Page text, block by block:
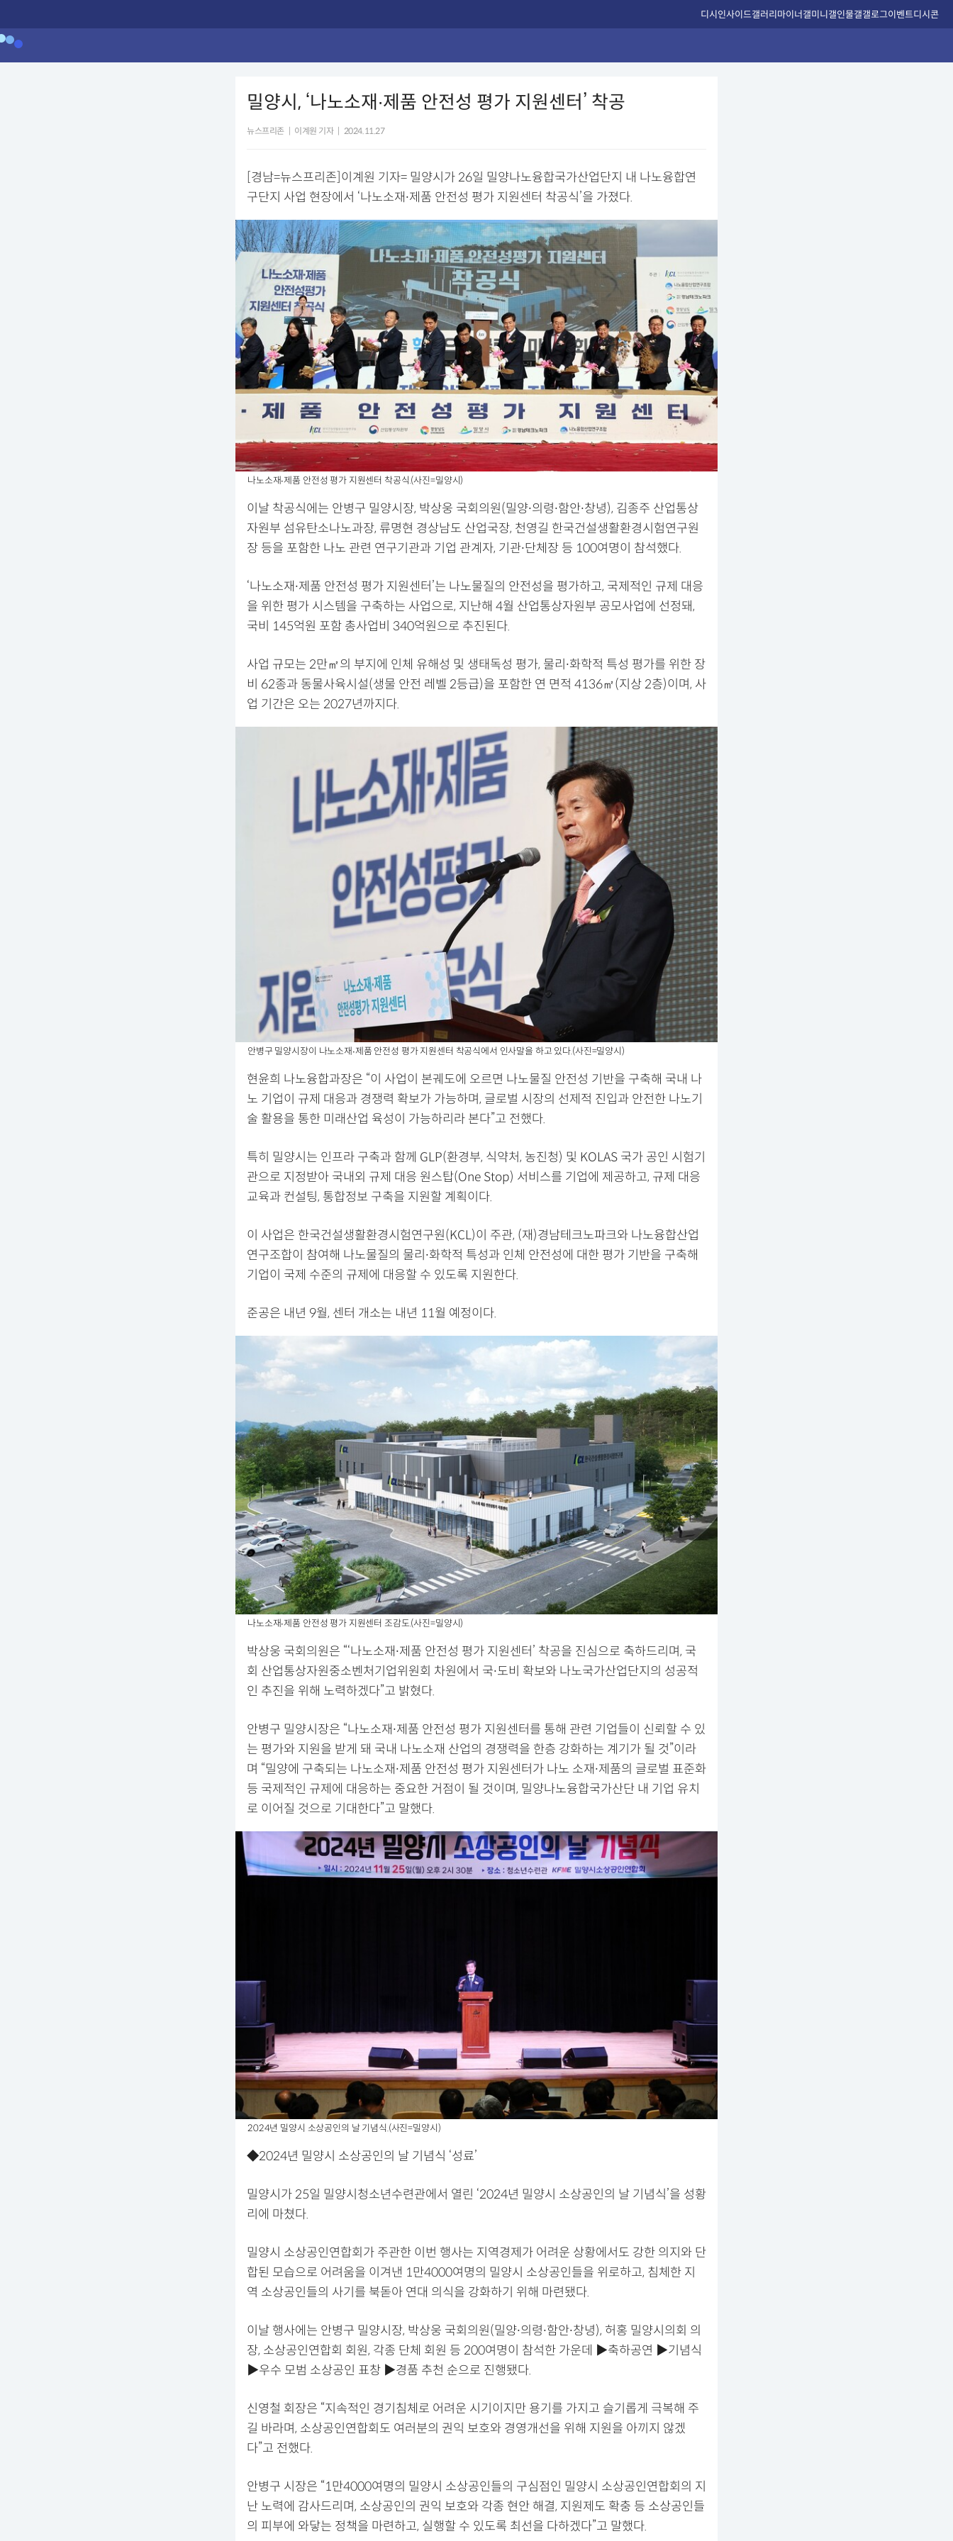
디시인사이드갤러리마이너갤미니갤인물갤갤로그이벤트디시콘
밀양시, ‘나노소재∙제품 안전성 평가 지원센터’ 착공
뉴스프리존 이계원 기자 2024.11.27
[경남=뉴스프리존]이계원 기자= 밀양시가 26일 밀양나노융합국가산업단지 내 나노융합연
구단지 사업 현장에서 ‘나노소재∙제품 안전성 평가 지원센터 착공식’을 가졌다.
나노소재∙제품 안전성 평가 지원센터 착공식.(사진=밀양시)
이날 착공식에는 안병구 밀양시장, 박상웅 국회의원(밀양∙의령∙함안∙창녕), 김종주 산업통상
자원부 섬유탄소나노과장, 류명현 경상남도 산업국장, 천영길 한국건설생활환경시험연구원
장 등을 포함한 나노 관련 연구기관과 기업 관계자, 기관∙단체장 등 100여명이 참석했다.
‘나노소재∙제품 안전성 평가 지원센터’는 나노물질의 안전성을 평가하고, 국제적인 규제 대응
을 위한 평가 시스템을 구축하는 사업으로, 지난해 4월 산업통상자원부 공모사업에 선정돼,
국비 145억원 포함 총사업비 340억원으로 추진된다.
사업 규모는 2만㎡의 부지에 인체 유해성 및 생태독성 평가, 물리∙화학적 특성 평가를 위한 장
비 62종과 동물사육시설(생물 안전 레벨 2등급)을 포함한 연 면적 4136㎡(지상 2층)이며, 사
업 기간은 오는 2027년까지다.
안병구 밀양시장이 나노소재∙제품 안전성 평가 지원센터 착공식에서 인사말을 하고 있다.(사진=밀양시)
현윤희 나노융합과장은 “이 사업이 본궤도에 오르면 나노물질 안전성 기반을 구축해 국내 나
노 기업이 규제 대응과 경쟁력 확보가 가능하며, 글로벌 시장의 선제적 진입과 안전한 나노기
술 활용을 통한 미래산업 육성이 가능하리라 본다”고 전했다.
특히 밀양시는 인프라 구축과 함께 GLP(환경부, 식약처, 농진청) 및 KOLAS 국가 공인 시험기
관으로 지정받아 국내외 규제 대응 원스탑(One Stop) 서비스를 기업에 제공하고, 규제 대응
교육과 컨설팅, 통합정보 구축을 지원할 계획이다.
이 사업은 한국건설생활환경시험연구원(KCL)이 주관, (재)경남테크노파크와 나노융합산업
연구조합이 참여해 나노물질의 물리∙화학적 특성과 인체 안전성에 대한 평가 기반을 구축해
기업이 국제 수준의 규제에 대응할 수 있도록 지원한다.
준공은 내년 9월, 센터 개소는 내년 11월 예정이다.
나노소재∙제품 안전성 평가 지원센터 조감도.(사진=밀양시)
박상웅 국회의원은 “‘나노소재∙제품 안전성 평가 지원센터’ 착공을 진심으로 축하드리며, 국
회 산업통상자원중소벤처기업위원회 차원에서 국∙도비 확보와 나노국가산업단지의 성공적
인 추진을 위해 노력하겠다”고 밝혔다.
안병구 밀양시장은 “나노소재∙제품 안전성 평가 지원센터를 통해 관련 기업들이 신뢰할 수 있
는 평가와 지원을 받게 돼 국내 나노소재 산업의 경쟁력을 한층 강화하는 계기가 될 것”이라
며 “밀양에 구축되는 나노소재∙제품 안전성 평가 지원센터가 나노 소재∙제품의 글로벌 표준화
등 국제적인 규제에 대응하는 중요한 거점이 될 것이며, 밀양나노융합국가산단 내 기업 유치
로 이어질 것으로 기대한다”고 말했다.
2024년 밀양시 소상공인의 날 기념식.(사진=밀양시)
◆2024년 밀양시 소상공인의 날 기념식 ‘성료’
밀양시가 25일 밀양시청소년수련관에서 열린 ‘2024년 밀양시 소상공인의 날 기념식’을 성황
리에 마쳤다.
밀양시 소상공인연합회가 주관한 이번 행사는 지역경제가 어려운 상황에서도 강한 의지와 단
합된 모습으로 어려움을 이겨낸 1만4000여명의 밀양시 소상공인들을 위로하고, 침체한 지
역 소상공인들의 사기를 북돋아 연대 의식을 강화하기 위해 마련됐다.
이날 행사에는 안병구 밀양시장, 박상웅 국회의원(밀양∙의령∙함안∙창녕), 허홍 밀양시의회 의
장, 소상공인연합회 회원, 각종 단체 회원 등 200여명이 참석한 가운데 ▶축하공연 ▶기념식
▶우수 모범 소상공인 표창 ▶경품 추천 순으로 진행됐다.
신영철 회장은 “지속적인 경기침체로 어려운 시기이지만 용기를 가지고 슬기롭게 극복해 주
길 바라며, 소상공인연합회도 여러분의 권익 보호와 경영개선을 위해 지원을 아끼지 않겠
다”고 전했다.
안병구 시장은 “1만4000여명의 밀양시 소상공인들의 구심점인 밀양시 소상공인연합회의 지
난 노력에 감사드리며, 소상공인의 권익 보호와 각종 현안 해결, 지원제도 확충 등 소상공인들
의 피부에 와닿는 정책을 마련하고, 실행할 수 있도록 최선을 다하겠다”고 말했다.